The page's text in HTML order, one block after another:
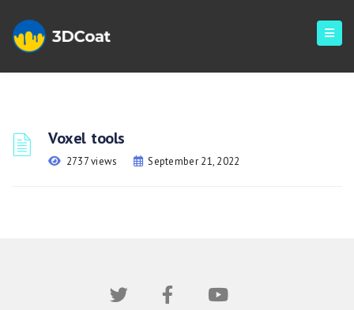
Voxel tools
2737 views September 21, 2022